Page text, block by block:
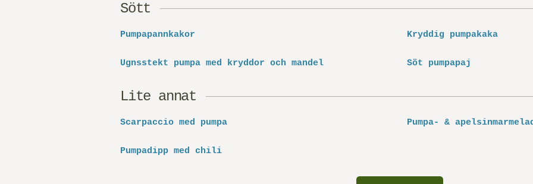
Sött
Pumpapannkakor Kryddig pumpakaka
Ugnsstekt pumpa med kryddor och mandel Söt pumpapaj
Lite annat
Scarpaccio med pumpa Pumpa- &
Pumpadipp med chili